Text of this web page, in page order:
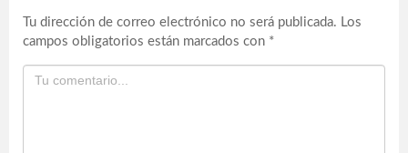
Tu dirección de correo electrónico no será publicada. Los
campos obligatorios están marcados con *